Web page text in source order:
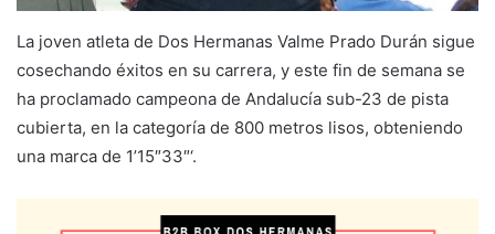
La joven atleta de Dos Hermanas Valme Prado Durán sigue
cosechando éxitos en su carrera, y este fin de semana se
ha proclamado campeona de Andalucía sub-23 de pista
cubierta, en la categoría de 800 metros lisos, obteniendo
una marca de 1’15″33″‘.